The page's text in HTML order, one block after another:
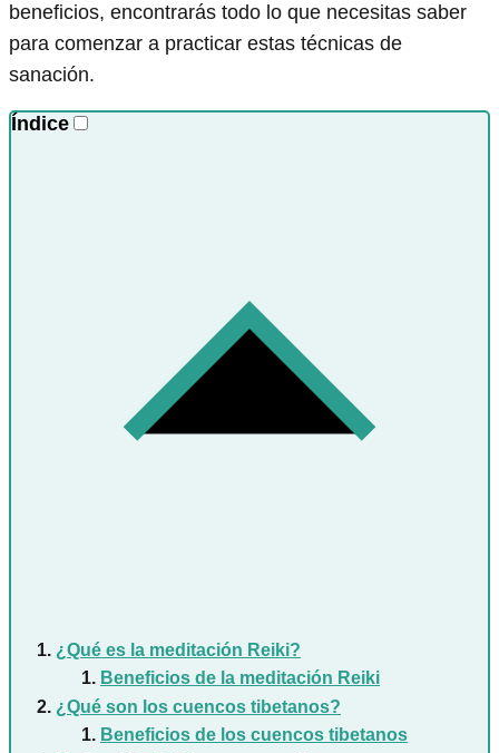
beneficios, encontrarás todo lo que necesitas saber
para comenzar a practicar estas técnicas de
sanación.
Índice
¿Qué es la meditación Reiki?
Beneficios de la meditación Reiki
¿Qué son los cuencos tibetanos?
Beneficios de los cuencos tibetanos